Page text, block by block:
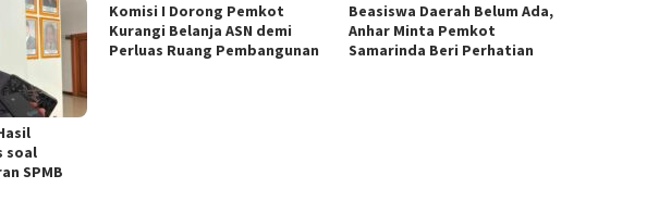
soal
SPMB
Komisi I Dorong Pemkot
Kurangi Belanja ASN demi
Perluas Ruang Pembangunan
Beasiswa Daerah Belum Ada,
Anhar Minta Pemkot
Samarinda Beri Perhatian